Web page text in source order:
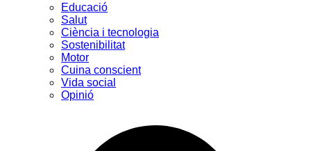
Educació
Salut
Ciència i tecnologia
Sostenibilitat
Motor
Cuina conscient
Vida social
Opinió